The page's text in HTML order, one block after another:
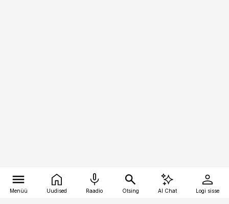
Menüü Uudised Raadio Otsing AI Chat Logi sisse